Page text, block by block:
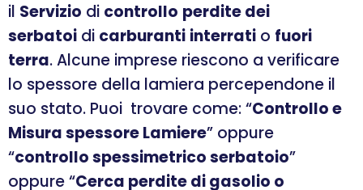
il Servizio di controllo perdite dei
serbatoi di carburanti interrati o fuori
terra. Alcune imprese riescono a verificare
lo spessore della lamiera percependone il
suo stato. Puoi trovare come: “Controllo e
Misura spessore Lamiere” oppure
“controllo spessimetrico serbatoio”
oppure “Cerca perdite di gasolio o